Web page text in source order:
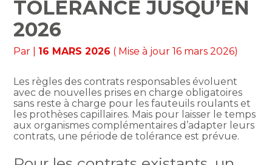
TOLÉRANCE JUSQU’EN
2026
Par 16 MARS 2026 ( Mise à jour 16 mars 2026)
Les règles des contrats responsables évoluent
avec de nouvelles prises en charge obligatoires
sans reste à charge pour les fauteuils roulants et
les prothèses capillaires. Mais pour laisser le temps
aux organismes complémentaires d’adapter leurs
contrats, une période de tolérance est prévue.